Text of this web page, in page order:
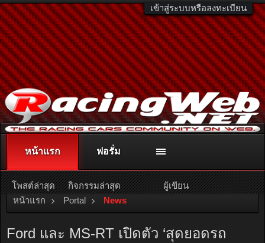
เข้าสู่ระบบหรือลงทะเบียน
ติดต่อลงโฆษณา racingweb@gmail.comหรือโทร. 081-811-1138
หรืออ่านรายละเอียดเพิ่มเติม คลิกที่นี่
หน้าแรก Portal News
Ford และ MS-RT เปิดตัว ‘สุดยอดรถ
หน้าแรก
โพสต์ล่าสุด กิจกรรมล่าสุด ผู้เขียน
ฟอรั่ม